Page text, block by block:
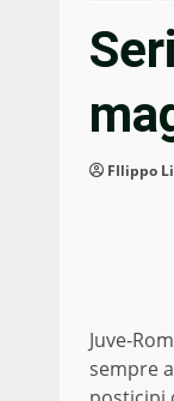
FIlippo
Juve-
sempre